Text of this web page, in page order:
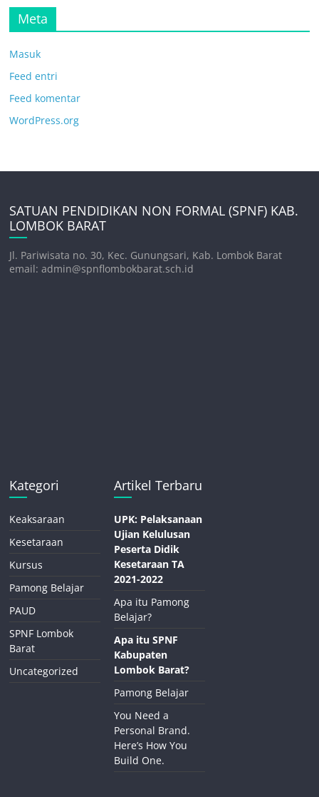
Meta
Masuk
Feed entri
Feed komentar
WordPress.org
SATUAN PENDIDIKAN NON FORMAL (SPNF) KAB.
LOMBOK BARAT
Jl. Pariwisata no. 30, Kec. Gunungsari, Kab. Lombok Barat
email: admin@spnflombokbarat.sch.id
Kategori
Keaksaraan
Kesetaraan
Kursus
Pamong Belajar
PAUD
SPNF Lombok
Barat
Uncategorized
Artikel Terbaru
UPK: Pelaksanaan
Ujian Kelulusan
Peserta Didik
Kesetaraan TA
2021-2022
Apa itu Pamong
Belajar?
Apa itu SPNF
Kabupaten
Lombok Barat?
Pamong Belajar
You Need a
Personal Brand.
Here’s How You
Build One.